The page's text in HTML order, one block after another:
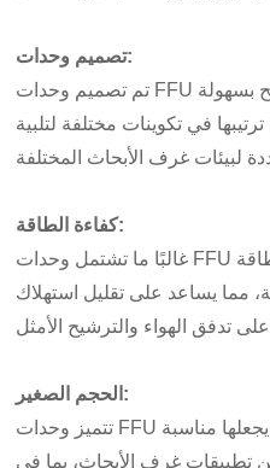
تصميم وحدات:
تم تصميم وحدات FFU لتكون معيارية، مما يسمح بسهولة
في تكوينات مختلفة لتلبية
كفاءة الطاقة:
غالبًا ما تشتمل وحدات FFU الحديثة على محركات موفرة للطاقة
مما يساعد على تقليل استهلاك
الحجم الصغير:
تتميز وحدات FFU بأنها مدمجة وخفيفة الوزن، مما يجعلها مناسبة
غرف الأبحاث، بما في